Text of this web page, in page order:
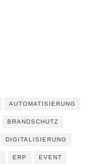
AUTOMATISIERUNG
BRANDSCHUTZ
DIGITALISIERUNG
ERP EVENT